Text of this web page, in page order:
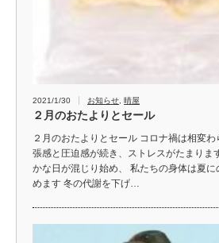
2021/1/30 お知らせ, 晴屋
２月のおたよりとセール
２月のおたよりとセール コロナ禍は相変
張感と圧迫感が続き、ストレスがたまりま
かな日が混じり始め、 私たちの身体は夏に
めます 冬の代謝を下げ…